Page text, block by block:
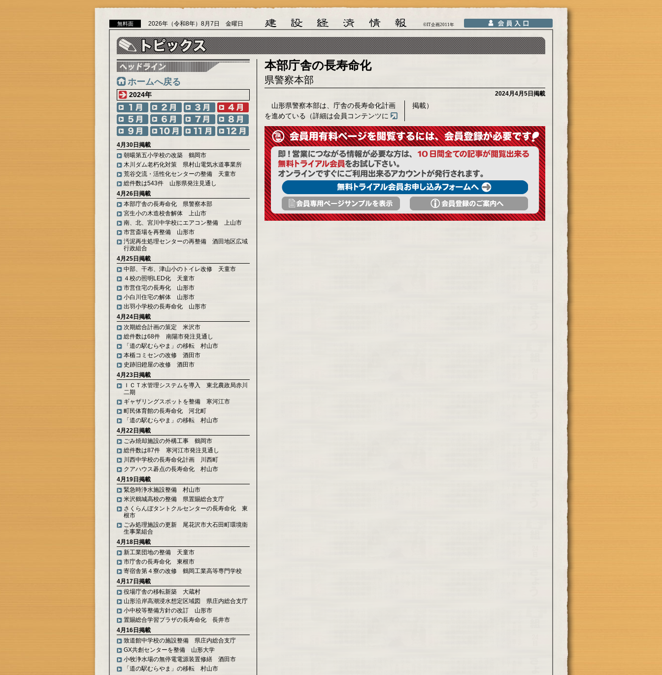
無料面 2026年（令和8年）8月7日 金曜日 ©IT企画2011年
ホームへ戻る
2024年
4月30日掲載
朝暘第五小学校の改築 鶴岡市
木川ダム老朽化対策 県村山電気水道事業所
荒谷交流・活性化センターの整備 天童市
総件数は543件 山形県発注見通し
4月26日掲載
本部庁舎の長寿命化 県警察本部
宮生小の木造校舎解体 上山市
南、北、宮川中学校にエアコン整備 上山市
市営斎場を再整備 山形市
汚泥再生処理センターの再整備 酒田地区広域
行政組合
4月25日掲載
中部、干布、津山小のトイレ改修 天童市
４校の照明LED化 天童市
市営住宅の長寿化 山形市
小白川住宅の解体 山形市
出羽小学校の長寿命化 山形市
4月24日掲載
次期総合計画の策定 米沢市
総件数は68件 南陽市発注見通し
「道の駅むらやま」の移転 村山市
本楯コミセンの改修 酒田市
史跡旧鐙屋の改修 酒田市
4月23日掲載
ＩＣＴ水管理システムを導入 東北農政局赤川
二期
ギャザリングスポットを整備 寒河江市
町民体育館の長寿命化 河北町
「道の駅むらやま」の移転 村山市
4月22日掲載
ごみ焼却施設の外構工事 鶴岡市
総件数は87件 寒河江市発注見通し
川西中学校の長寿命化計画 川西町
クアハウス碁点の長寿命化 村山市
4月19日掲載
緊急時浄水施設整備 村山市
米沢鶴城高校の整備 県置賜総合支庁
さくらんぼタントクルセンターの長寿命化 東
根市
ごみ処理施設の更新 尾花沢市大石田町環境衛
生事業組合
4月18日掲載
新工業団地の整備 天童市
市庁舎の長寿命化 東根市
寄宿舎第４寮の改修 鶴岡工業高等専門学校
4月17日掲載
役場庁舎の移転新築 大蔵村
山形沿岸高潮浸水想定区域図 県庄内総合支庁
小中校等整備方針の改訂 山形市
置賜総合学習プラザの長寿命化 長井市
4月16日掲載
致道館中学校の施設整備 県庄内総合支庁
GX共創センターを整備 山形大学
小牧浄水場の無停電電源装置修繕 酒田市
「道の駅むらやま」の移転 村山市
本部庁舎の長寿命化
県警察本部
2024月4月5日掲載
山形県警察本部は、庁舎の長寿命化計画
を進めている（詳細は会員コンテンツに
掲載）